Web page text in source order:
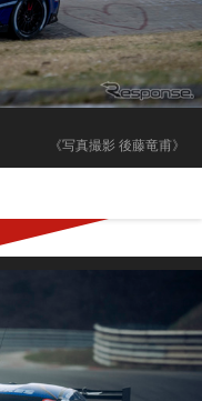
《写真撮影 後藤竜甫》